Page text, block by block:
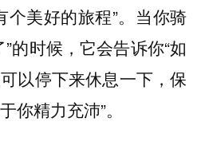
个美好的旅程”。当你骑
的时候，它会告诉你“如
以停下来休息一下，保
你精力充沛”。